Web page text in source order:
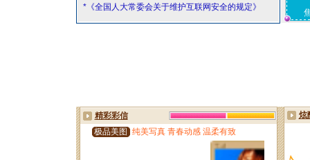
*《全国人大常委会关于维护互联网安全的规定》